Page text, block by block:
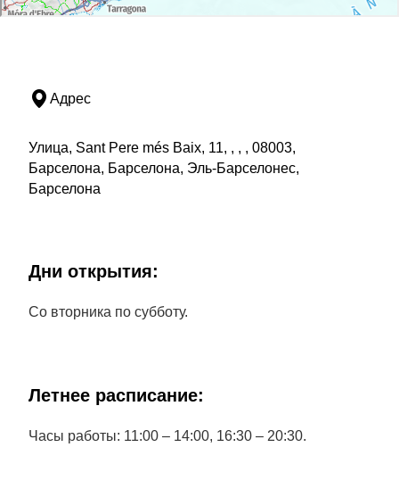
Адрес
Улица, Sant Pere més Baix, 11, , , , 08003,
Барселона, Барселона, Эль-Барселонес,
Барселона
Дни открытия:
Со вторника по субботу.
Летнее расписание:
Часы работы: 11:00 – 14:00, 16:30 – 20:30.